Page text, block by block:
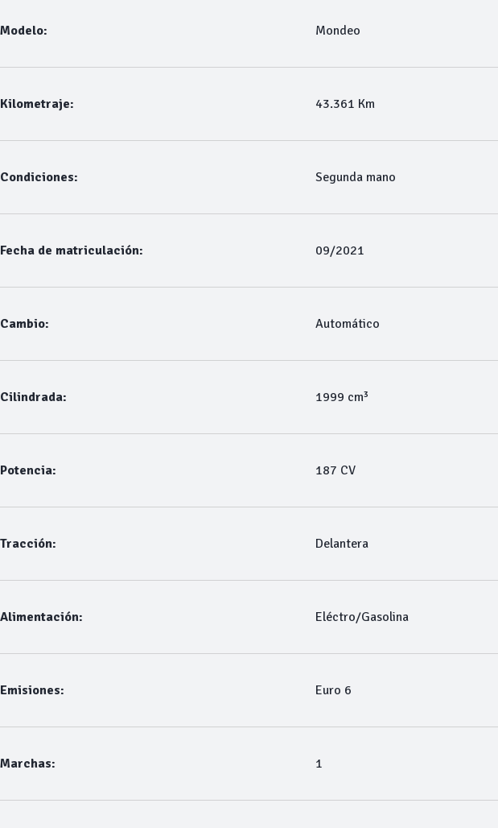
Modelo: Mondeo
Kilometraje: 43.361 Km
Condiciones: Segunda mano
Fecha de matriculación: 09/2021
Cambio: Automático
Cilindrada: 1999 cm³
Potencia: 187 CV
Tracción: Delantera
Alimentación: Eléctro/Gasolina
Emisiones: Euro 6
Marchas: 1